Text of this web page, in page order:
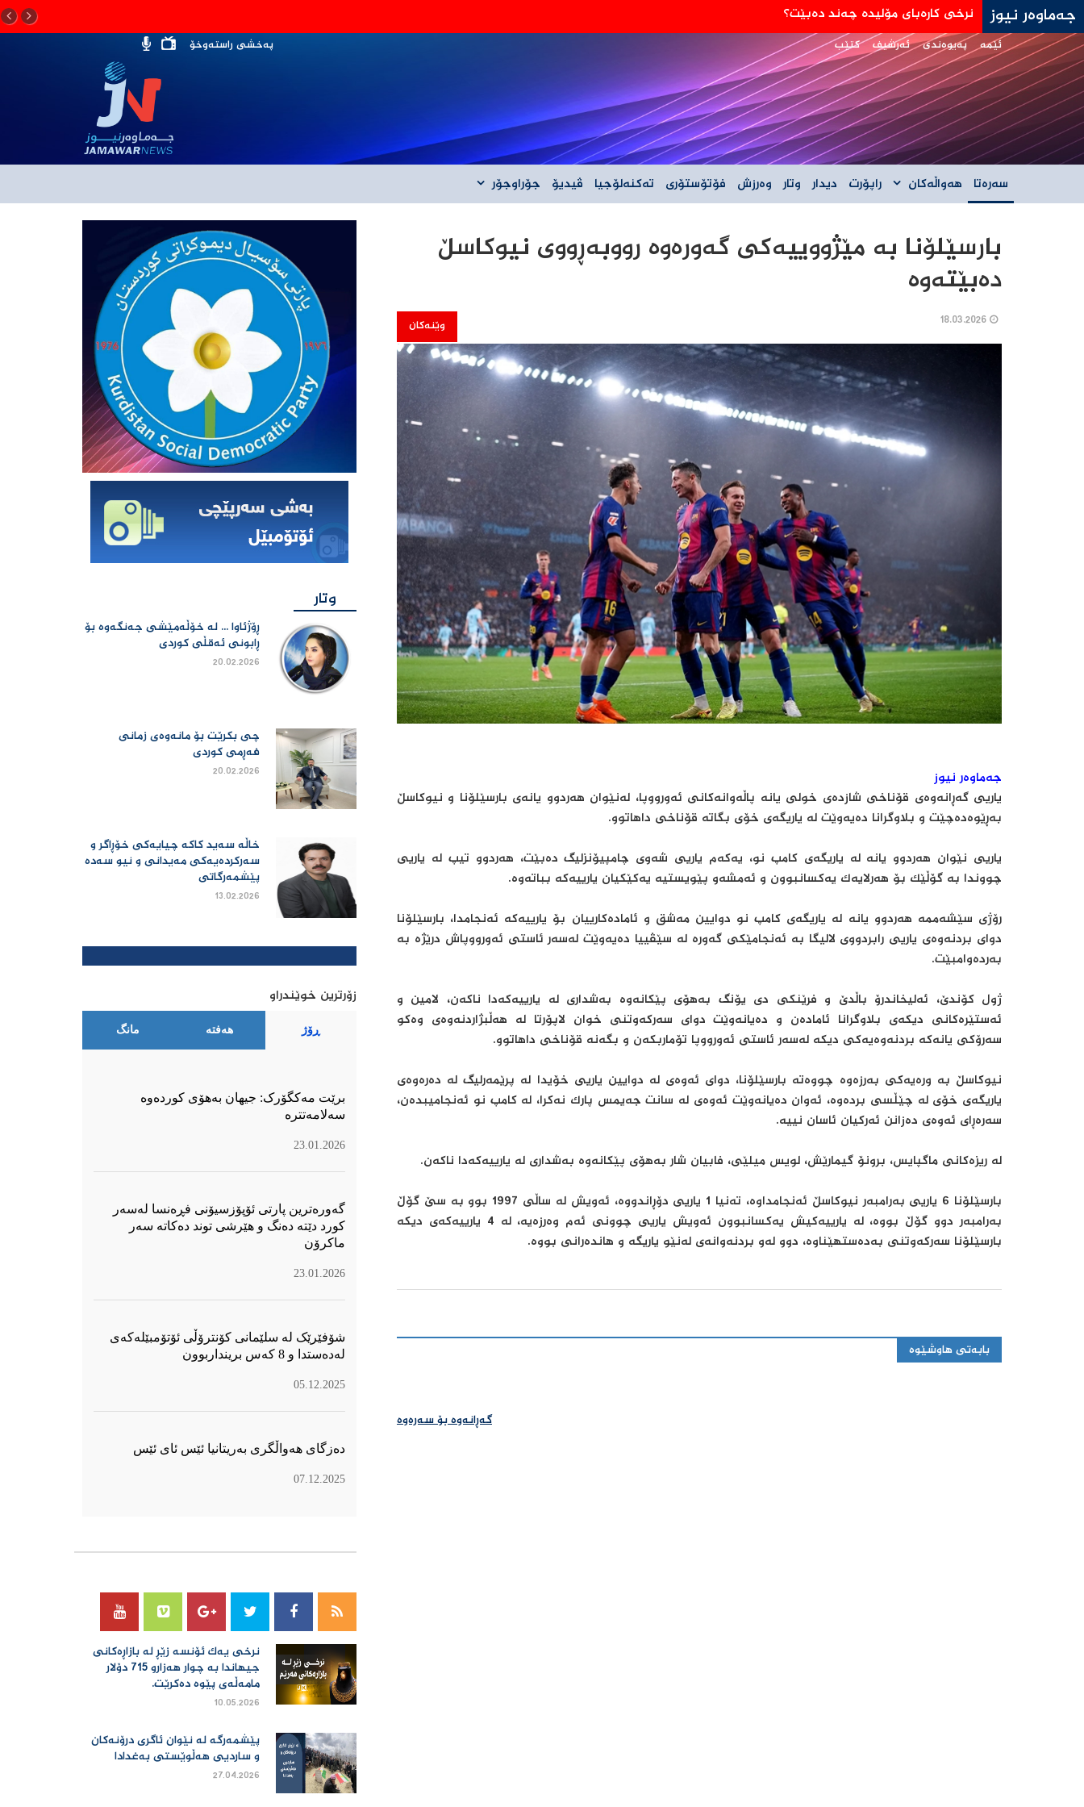
جەماوەر نیوز جه‌ی دی ڤانس: هێڵی سورمان له‌دانوستانه‌كان له‌گه‌ڵ ئێران نیه‌
ئێمە پەیوەندی ئەرشیف کتێب پەخشی راستەوخۆ
سەرەتا هەواڵەکان راپۆرت دیدار وتار وەرزش فۆتۆستۆری تەکنەلۆجیا ڤیدیۆ جۆراوجۆر
بارسێلۆنا بە مێژووییەکی گەورەوە رووبەڕووی نیوکاسڵ
دەبێتەوە
وێنەکان
جەماوەر نیوز
یاریی گەڕانەوەی قۆناخی شازدەی خولی یانە پاڵەوانەکانی ئەورووپا، لەنێوان هەردوو یانەی بارسێلۆنا و نیوکاسڵ
بەڕێوەدەچێت و بلاوگرانا دەیەوێت لە یاریگەی خۆی بگاتە قۆناخی داهاتوو.
یاریی نێوان هەردوو یانە لە یاریگەی کامپ نو، یەکەم یاریی شەوی چامپیۆنزلیگ دەبێت، هەردوو تیپ لە یاریی
چووندا بە گۆڵێک بۆ هەرلایەک یەکسانبوون و ئەمشەو پێویستیە یەکێکیان یارییەکە بباتەوە.
رۆژی سێشەممە هەردوو یانە لە یاریگەی کامپ نو دوایین مەشق و ئامادەکارییان بۆ یارییەکە ئەنجامدا، بارسێلۆنا
دوای بردنەوەی یاریی رابردووی لالیگا بە ئەنجامێکی گەورە لە سێڤییا دەیەوێت لەسەر ئاستی ئەورووپاش درێژە بە
بەردەوامبێت.
ژول کۆندێ، ئەلیخاندرۆ باڵدێ و فرێنکی دی یۆنگ بەهۆی پێکانەوە بەشداری لە یارییەکەدا ناکەن، لامین و
ئەستێرەکانی دیکەی بلاوگرانا ئامادەن و دەیانەوێت دوای سەرکەوتنی خوان لاپۆرتا لە هەڵبژاردنەوەی وەکو
سەرۆکی یانەکە بردنەوەیەکی دیکە لەسەر ئاستی ئەورووپا تۆماربکەن و بگەنە قۆناخی داهاتوو.
نیوکاسڵ بە ورەیەکی بەرزەوە چووەتە بارسێلۆنا، دوای ئەوەی لە دوایین یاریی خۆیدا لە پرێمەرلیگ لە دەرەوەی
یاریگەی خۆی لە چێڵسی بردەوە، ئەوان دەیانەوێت ئەوەی لە سانت جەیمس پارک نەکرا، لە کامپ نو ئەنجامیبدەن،
سەرەڕای ئەوەی دەزانن ئەرکیان ئاسان نییە.
لە ریزەکانی ماگپایس، برونۆ گیمارێش، لویس میلێی، فابیان شار بەهۆی پێکانەوە بەشداری لە یارییەکەدا ناکەن.
بارسێلۆنا 6 یاریی بەرامبەر نیوکاسڵ ئەنجامداوە، تەنیا 1 یاریی دۆڕاندووە، ئەویش لە ساڵی 1997 بوو بە سێ گۆڵ
بەرامبەر دوو گۆڵ بووە، لە یارییەکیش یەکسانبوون ئەویش یاریی چوونی ئەم وەرزەیە، لە 4 یارییەکەی دیکە
بارسێلۆنا سەرکەوتنی بەدەستهێناوە، دوو لەو بردنەوانەی لەنێو یاریگە و هاندەرانی بووە.
بابەتی هاوشێوە
گەڕانەوە بۆ سەرەوە
وتار
ڕۆژئاوا ... لە خۆڵەمێشی جەنگەوە بۆ
ڕابونی ئەقڵی کوردی
20.02.2026
چی بكرێت بۆ مانەوەی زمانی
فەڕمی كوردی
20.02.2026
خاڵە سەید کاکە چیایەکی خۆڕاگر و
سەرکردەیەکی مەیدانی و نیو سەدە
پێشمەرگاتی
13.02.2026
زۆرترین خوێندراو
ڕۆژ هەفتە مانگ
برێت مەکگۆرک: جیهان بەهۆی کوردەوە
سەلامەتترە
23.01.2026
گەورەترین پارتی ئۆپۆزسیۆنی فڕەنسا لەسەر
كورد دێتە دەنگ و هێرشی توند دەكاتە سەر
ماكرۆن
23.01.2026
شۆفێرێک لە سلێمانی کۆنترۆڵی ئۆتۆمبێلەکەی
لەدەستدا و 8 کەس برینداربوون
05.12.2025
دەزگای هەواڵگری بەریتانیا ئێس ئای ئێس
07.12.2025
نرخی یەك ئۆنسە زێڕ لە بازاڕەكانی
جیهاندا بە چوار هەزارو 715 دۆلار
مامەڵەی پێوە دەكرێت.
10.05.2026
پێشمەرگە لە نێوان ئاگری درۆنەکان
و ساردیی هەڵوێستی بەغدادا
27.04.2026